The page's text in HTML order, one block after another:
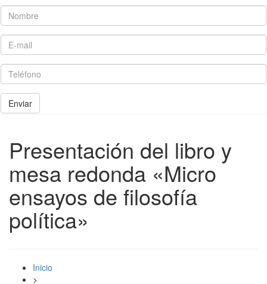
Nombre
E-mail
Teléfono
Enviar
Presentación del libro y
mesa redonda «Micro
ensayos de filosofía
política»
Inicio
>